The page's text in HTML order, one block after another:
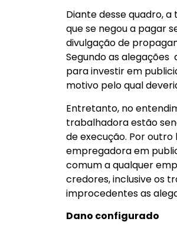
Diante desse quadro,
que se negou a pagar
divulgação de
Segundo as
para investir em
motivo pelo qual
Entretanto, no
trabalhadora estão
de execução. Por
empregadora em
comum a qualquer
credores, inclusive os
improcedentes as
Dano configurado